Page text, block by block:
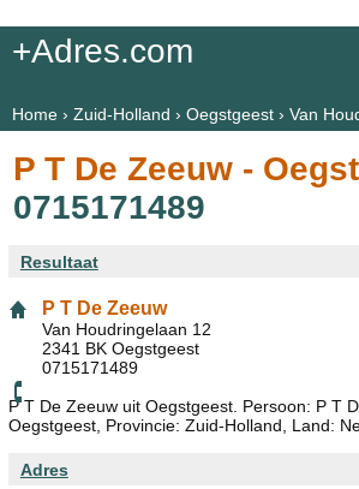
+Adres.com
Home› Zuid-Holland › Oegstgeest› Van
P T De Zeeuw -
0715171489
Resultaat
P T De Zeeuw
Van Houdringelaan 12
2341 BK Oegstgeest
0715171489
P T De Zeeuw uit Oegstgeest. Persoon: P T
Oegstgeest, Provincie: Zuid-Holland, Land:
Adres